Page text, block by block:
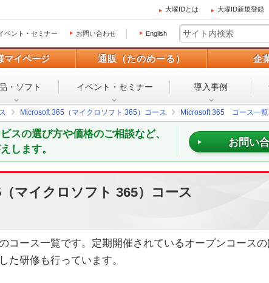
大塚IDとは 大塚ID新規登録
ベント・セミナー お問い合わせ English
マイページ 通販（たのめーる） 企
・ソフト イベント・ セミナー 導入事例
Microsoft 365（マイクロソフト 365）コース Microsoft 365 コース一覧
スの選び方や価格のご相談など、
します。
お問い
マイクロソフト 365）コース
コース一覧です。定期開催されているオープンコース
た研修も行っています。